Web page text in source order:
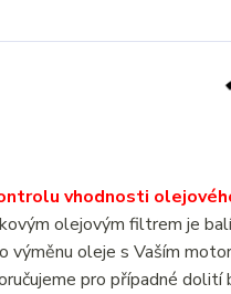
vhodnosti
olejovým filtrem je
oleje s Vaším
pro případné